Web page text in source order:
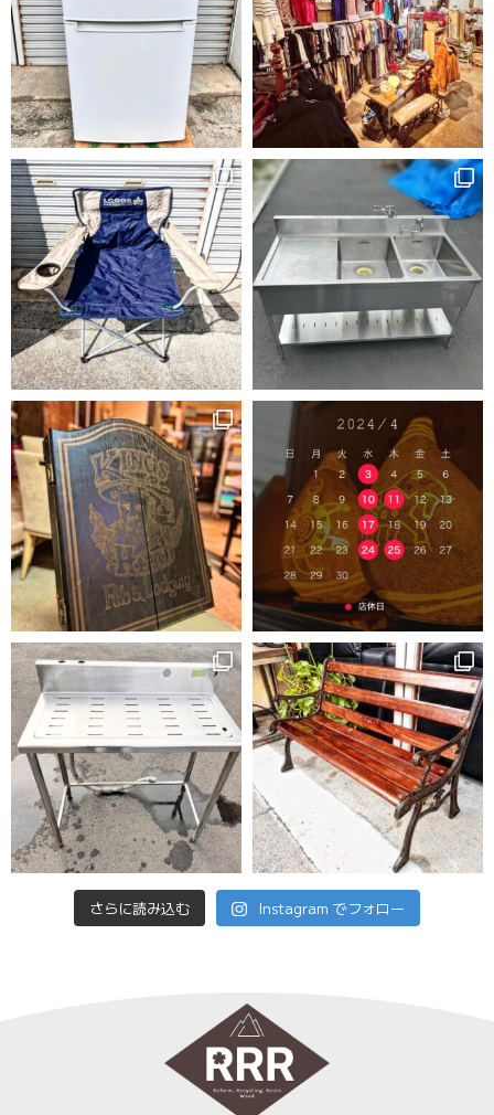
さらに読み込む Instagram でフォロー